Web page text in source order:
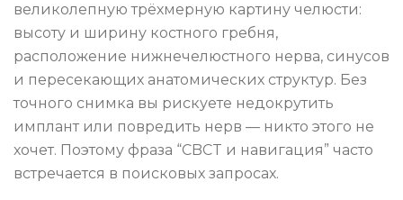
великолепную трёхмерную картину челюсти:
высоту и ширину костного гребня,
расположение нижнечелюстного нерва, синусов
и пересекающих анатомических структур. Без
точного снимка вы рискуете недокрутить
имплант или повредить нерв — никто этого не
хочет. Поэтому фраза “CBCT и навигация” часто
встречается в поисковых запросах.